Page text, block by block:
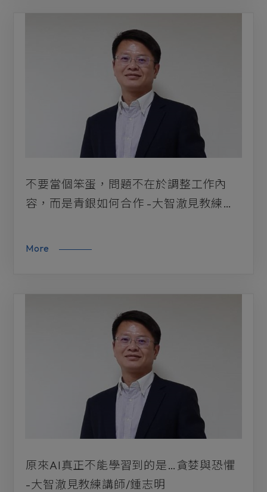
不要當個笨蛋，問題不在於調整工作內
容，而是青銀如何合作 -大智澈見教練講
More
原來AI真正不能學習到的是…貪婪與恐懼
-大智澈見教練講師/鍾志明